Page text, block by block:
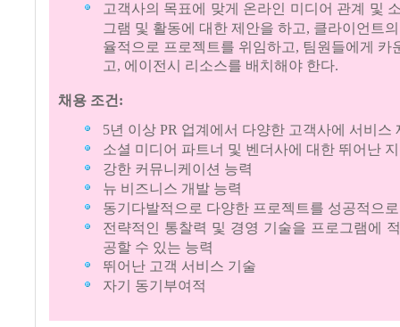
고객사의 목표에 맞게 온라인 미디어 관계 및
그램 및 활동에 대한 제안을 하고, 클라이언트
율적으로 프로젝트를 위임하고, 팀원들에게 카
고, 에이전시 리소스를 배치해야 한다.
채용 조건:
5년 이상 PR 업계에서 다양한 고객사에 서비스
소셜 미디어 파트너 및 벤더사에 대한 뛰어난
강한 커뮤니케이션 능력
뉴 비즈니스 개발 능력
동기다발적으로 다양한 프로젝트를 성공적으
전략적인 통찰력 및 경영 기술을 프로그램에
공할 수 있는 능력
뛰어난 고객 서비스 기술
자기 동기부여적